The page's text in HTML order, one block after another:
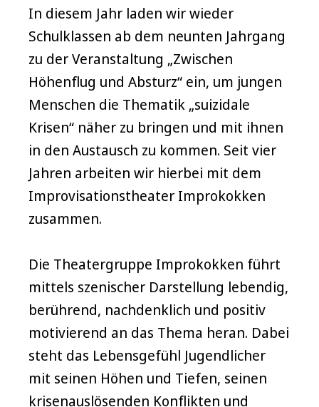
In diesem Jahr laden wir wieder
Schulklassen ab dem neunten Jahrgang
zu der Veranstaltung „Zwischen
Höhenflug und Absturz“ ein, um jungen
Menschen die Thematik „suizidale
Krisen“ näher zu bringen und mit ihnen
in den Austausch zu kommen. Seit vier
Jahren arbeiten wir hierbei mit dem
Improvisationstheater Improkokken
zusammen.
Die Theatergruppe Improkokken führt
mittels szenischer Darstellung lebendig,
berührend, nachdenklich und positiv
motivierend an das Thema heran. Dabei
steht das Lebensgefühl Jugendlicher
mit seinen Höhen und Tiefen, seinen
krisenauslösenden Konflikten und